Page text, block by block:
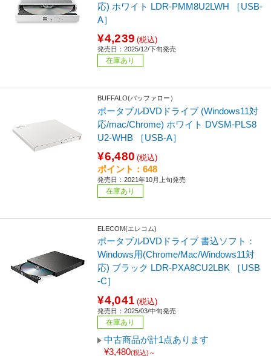
応) ホワイト LDR-PMM8U2LWH ［USB-
A］
¥4,239 (税込)
発売日：2025/12/下旬発売
在庫あり
BUFFALO(バッファロー）
ポータブルDVDドライブ (Windows11対
応/mac/Chrome) ホワイト DVSM-PLS8
U2-WHB ［USB-A］
¥6,480 (税込)
ポイント：648
発売日：2021年10月上旬発売
在庫あり
ELECOM(エレコム)
ポータブルDVDドライブ 書込ソフト：
Windows用(Chrome/Mac/Windows11対
応) ブラック LDR-PXA8CU2LBK ［USB
-C］
¥4,041 (税込)
発売日：2025/03/中旬発売
在庫あり
中古商品が計1点あります
¥3,480(税込)～